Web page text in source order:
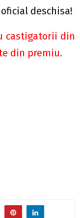
deschisa!
castigatorii din
din premiu.